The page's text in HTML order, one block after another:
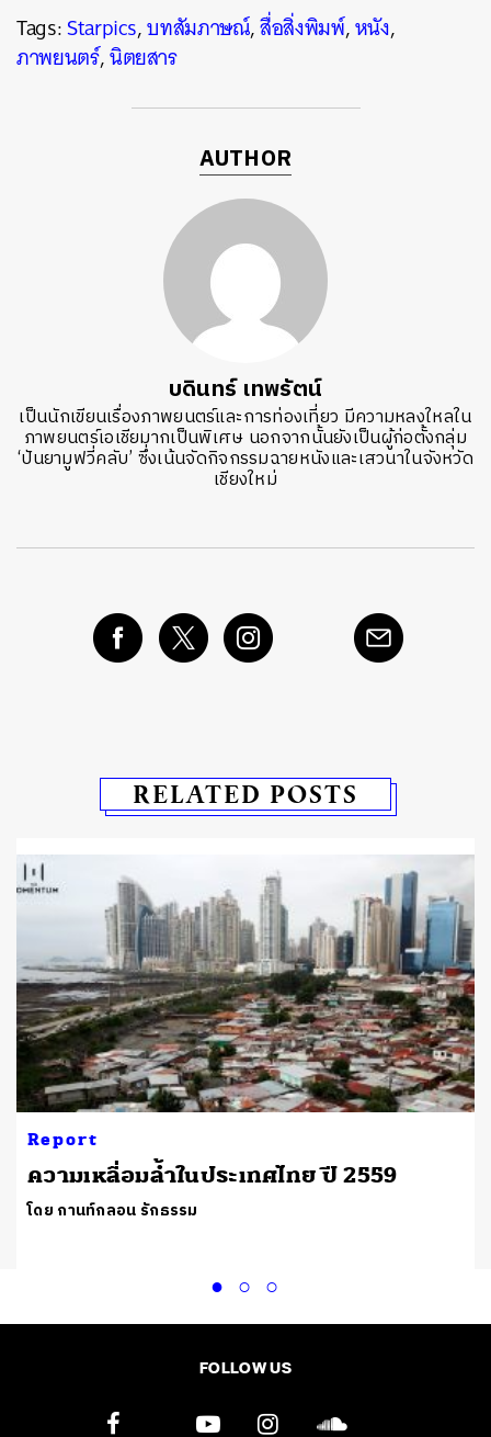
Tags:Starpics,บทสัมภาษณ์,สื่อสิ่งพิมพ์,หนัง,
ภาพยนตร์,นิตยสาร
AUTHOR
บดินทร์ เทพรัตน์
เป็นนักเขียนเรื่องภาพยนตร์และการท่องเที่ยว มีความหลงใหลใน
ภาพยนตร์เอเชียมากเป็นพิเศษ นอกจากนั้นยังเป็นผู้ก่อตั้งกลุ่ม
‘ปันยามูฟวี่คลับ’ ซึ่งเน้นจัดกิจกรรมฉายหนังและเสวนาในจังหวัด
เชียงใหม่
RELATED POSTS
Report
ความเหลื่อมล้ำในประเทศไทย ปี 2559
โดย กานท์กลอน รักธรรม
FOLLOW US